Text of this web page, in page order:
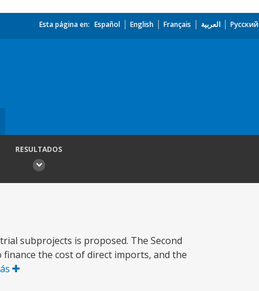
Esta página en: Español English Français العربية Русский
RESULTADOS
subprojects is proposed. The Second
finance the cost of direct imports, and the